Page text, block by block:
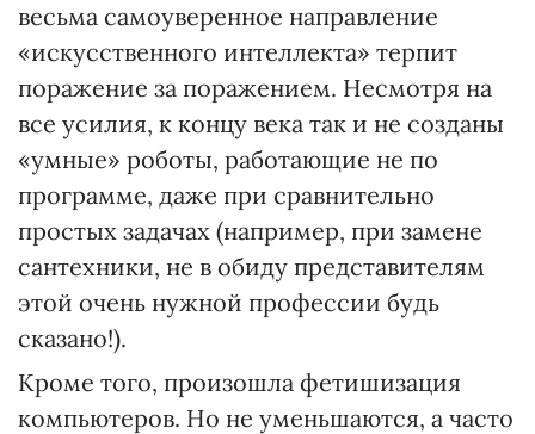
весьма самоуверенное направление
«искусственного интеллекта» терпит
поражение за поражением. Несмотря на
все усилия, к концу века так и не созданы
«умные» роботы, работающие не по
программе, даже при сравнительно
простых задачах (например, при замене
сантехники, не в обиду представителям
этой очень нужной профессии будь
сказано!).
Кроме того, произошла фетишизация
компьютеров. Но не уменьшаются, а часто